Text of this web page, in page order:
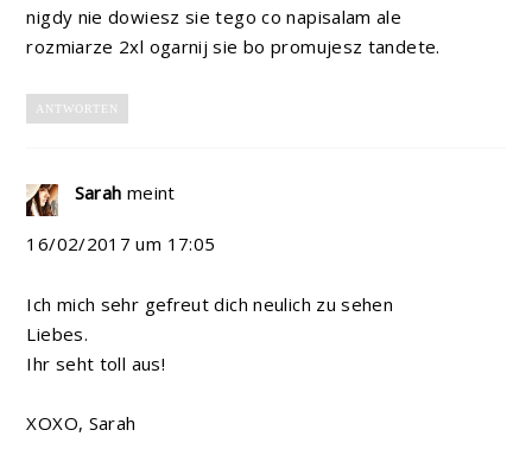
nigdy nie dowiesz sie tego co napisalam ale
rozmiarze 2xl ogarnij sie bo promujesz tandete.
ANTWORTEN
Sarah meint
16/02/2017 um 17:05
Ich mich sehr gefreut dich neulich zu sehen
Liebes.
Ihr seht toll aus!
XOXO, Sarah